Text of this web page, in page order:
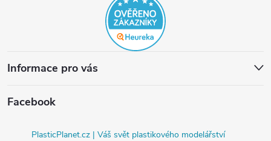
Informace pro vás
Facebook
PlasticPlanet.cz | Váš svět plastikového modelářství